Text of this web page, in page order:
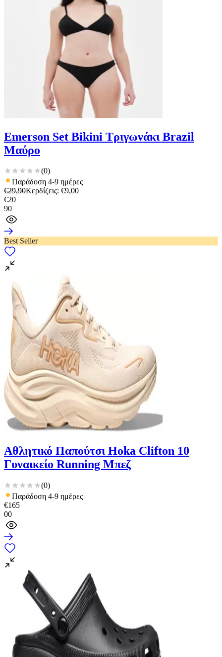
Emerson Set Bikini Τριγωνάκι Brazil
Μαύρο
(0)
Παράδοση 4-9 ημέρες
€29,90Κερδίζεις: €9,00
€20
90
Best Seller
Αθλητικό Παπούτσι Hoka Clifton 10
Γυναικείο Running Μπεζ
(0)
Παράδοση 4-9 ημέρες
€165
00